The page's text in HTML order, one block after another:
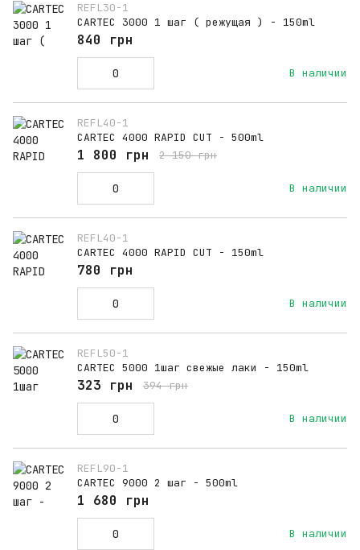
REFL30-1
CARTEC 3000 1 шаг ( режущая ) - 150ml
В наличии
840 грн
REFL40-1
CARTEC 4000 RAPID CUT - 500ml
В наличии
1 800 грн 2 150 грн
REFL40-1
CARTEC 4000 RAPID CUT - 150ml
В наличии
780 грн
REFL50-1
CARTEC 5000 1шаг свежые лаки - 150ml
В наличии
323 грн 394 грн
REFL90-1
CARTEC 9000 2 шаг - 500ml
В наличии
1 680 грн